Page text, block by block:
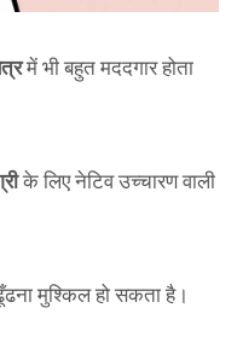
में भी बहुत मददगार होता
के लिए नेटिव उच्चारण वाली
मुश्किल हो सकता है।